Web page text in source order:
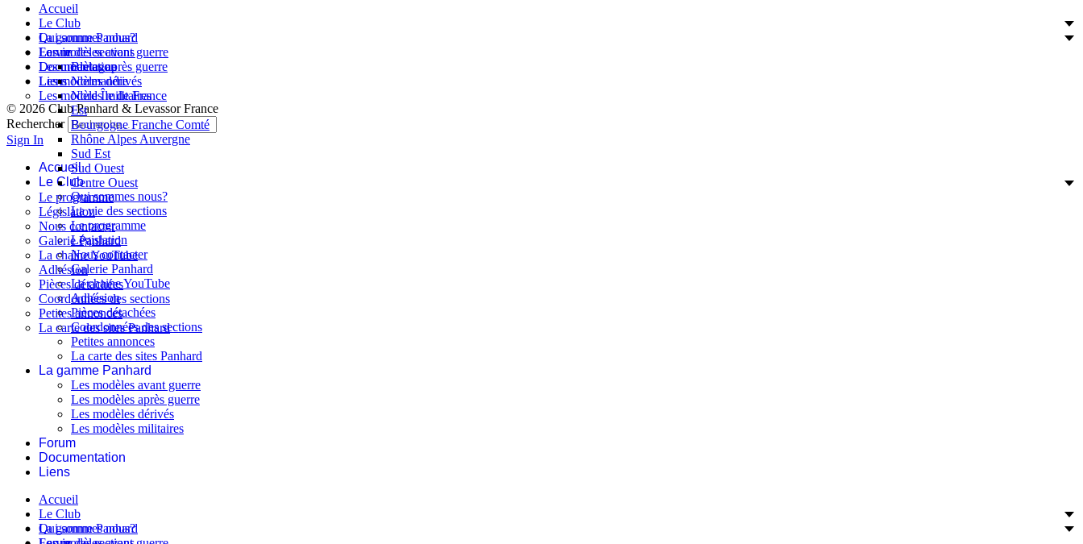
Accueil
Le Club
Qui sommes nous?
La vie des sections
Bretagne
Normandie
Nord Île de France
Est
Bourgogne Franche Comté
Rhône Alpes Auvergne
Sud Est
Sud Ouest
Centre Ouest
Le programme
Législation
Nous contacter
Galerie Panhard
La chaine YouTube
Adhésion
Pièces détachées
Coordonnées des sections
Petites annonces
La carte des sites Panhard
La gamme Panhard
Les modèles avant guerre
Les modèles après guerre
Les modèles dérivés
Les modèles militaires
Forum
Documentation
Liens
© 2026 Club Panhard & Levassor France
Rechercher
Sign In
Accueil
Le Club
Qui sommes nous?
La vie des sections
Le programme
Législation
Nous contacter
Galerie Panhard
La chaine YouTube
Adhésion
Pièces détachées
Coordonnées des sections
Petites annonces
La carte des sites Panhard
La gamme Panhard
Les modèles avant guerre
Les modèles après guerre
Les modèles dérivés
Les modèles militaires
Forum
Documentation
Liens
Accueil
Le Club
Qui sommes nous?
La gamme Panhard